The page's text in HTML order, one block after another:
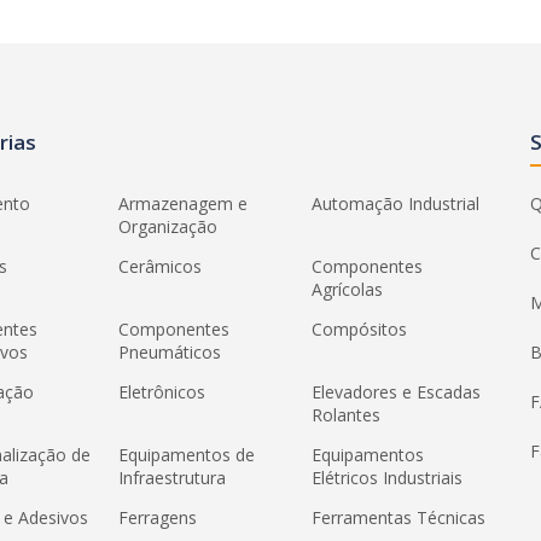
Armazenagem e
Organização
Automação Industrial
Cerâmicos
Componentes
Agrícolas
Componentes
Pneumáticos
Compósitos
Eletrônicos
Elevadores e Escadas
Rolantes
de
Equipamentos de
Infraestrutura
Equipamentos
Elétricos Industriais
Adesivos
Ferragens Ferramentas Técnicas